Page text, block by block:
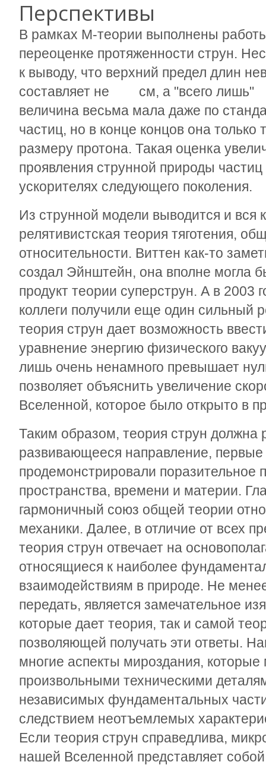
Перспективы
В рамках М-теории выполнены
переоценке протяженности струн.
к выводу, что верхний предел длин
составляет не
10–33
см, а "всего лишь"
величина весьма мала даже по
частиц, но в конце концов она только
размеру протона. Такая оценка
проявления струнной природы
ускорителях следующего поколения.
Из струнной модели выводится и вся
релятивистская теория тяготения,
относительности. Виттен как-то
создал Эйнштейн, она вполне могла
продукт теории суперструн. А в 2003
коллеги получили еще один сильный
теория струн дает возможность
уравнение энергию физического
лишь очень ненамного превышает
позволяет объяснить увеличение
Вселенной, которое было открыто в
Таким образом, теория струн должна
развивающееся направление, первые
продемонстрировали поразительное
пространства, времени и материи.
гармоничный союз общей теории
механики. Далее, в отличие от всех
теория струн отвечает на
относящиеся к наиболее
взаимодействиям в природе. Не
передать, является замечательное
которые дает теория, так и самой
позволяющей получать эти ответы.
многие аспекты мироздания, которые
произвольными техническими
независимых фундаментальных
следствием неотъемлемых
Если теория струн справедлива,
нашей Вселенной представляет